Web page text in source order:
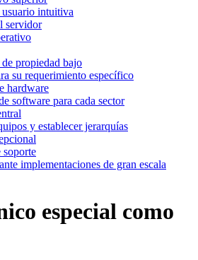
intuitiva
servidor
propiedad bajo
su requerimiento específico
hardware
software para cada sector
y establecer jerarquías
soporte
implementaciones de gran escala
especial como